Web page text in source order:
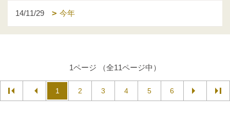
14/11/29 今年
1ページ （全11ページ中）
1 2 3 4 5 6